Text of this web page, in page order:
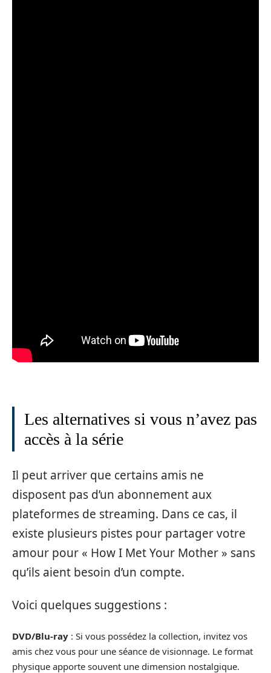
Les alternatives si vous n’avez pas
accès à la série
Il peut arriver que certains amis ne
disposent pas d’un abonnement aux
plateformes de streaming. Dans ce cas, il
existe plusieurs pistes pour partager votre
amour pour « How I Met Your Mother » sans
qu’ils aient besoin d’un compte.
Voici quelques suggestions :
DVD/Blu-ray : Si vous possédez la collection, invitez vos
amis chez vous pour une séance de visionnage. Le format
physique apporte souvent une dimension nostalgique.